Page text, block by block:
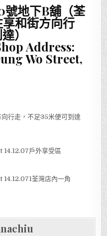
號地下B舖（荃
和街方向行
）
Address:
Wo Street,
行走，不足35米便可到達
戶外享受區
荃灣店內一角